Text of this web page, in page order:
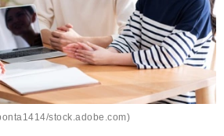
stock.adobe.com)